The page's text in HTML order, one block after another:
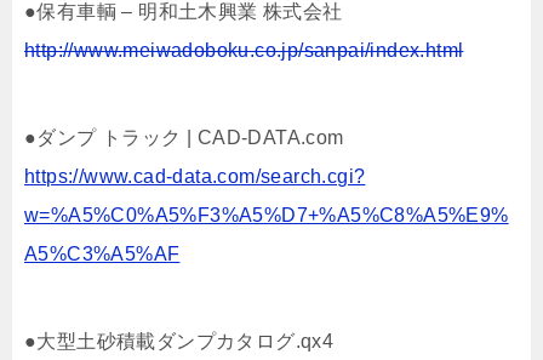
●保有車輌 – 明和土木興業 株式会社
http://www.meiwadoboku.co.jp/sanpai/index.html
●ダンプ トラック | CAD-DATA.com
https://www.cad-data.com/search.cgi?
w=%A5%C0%A5%F3%A5%D7+%A5%C8%A5%E9%
A5%C3%A5%AF
●大型土砂積載ダンプカタログ.qx4